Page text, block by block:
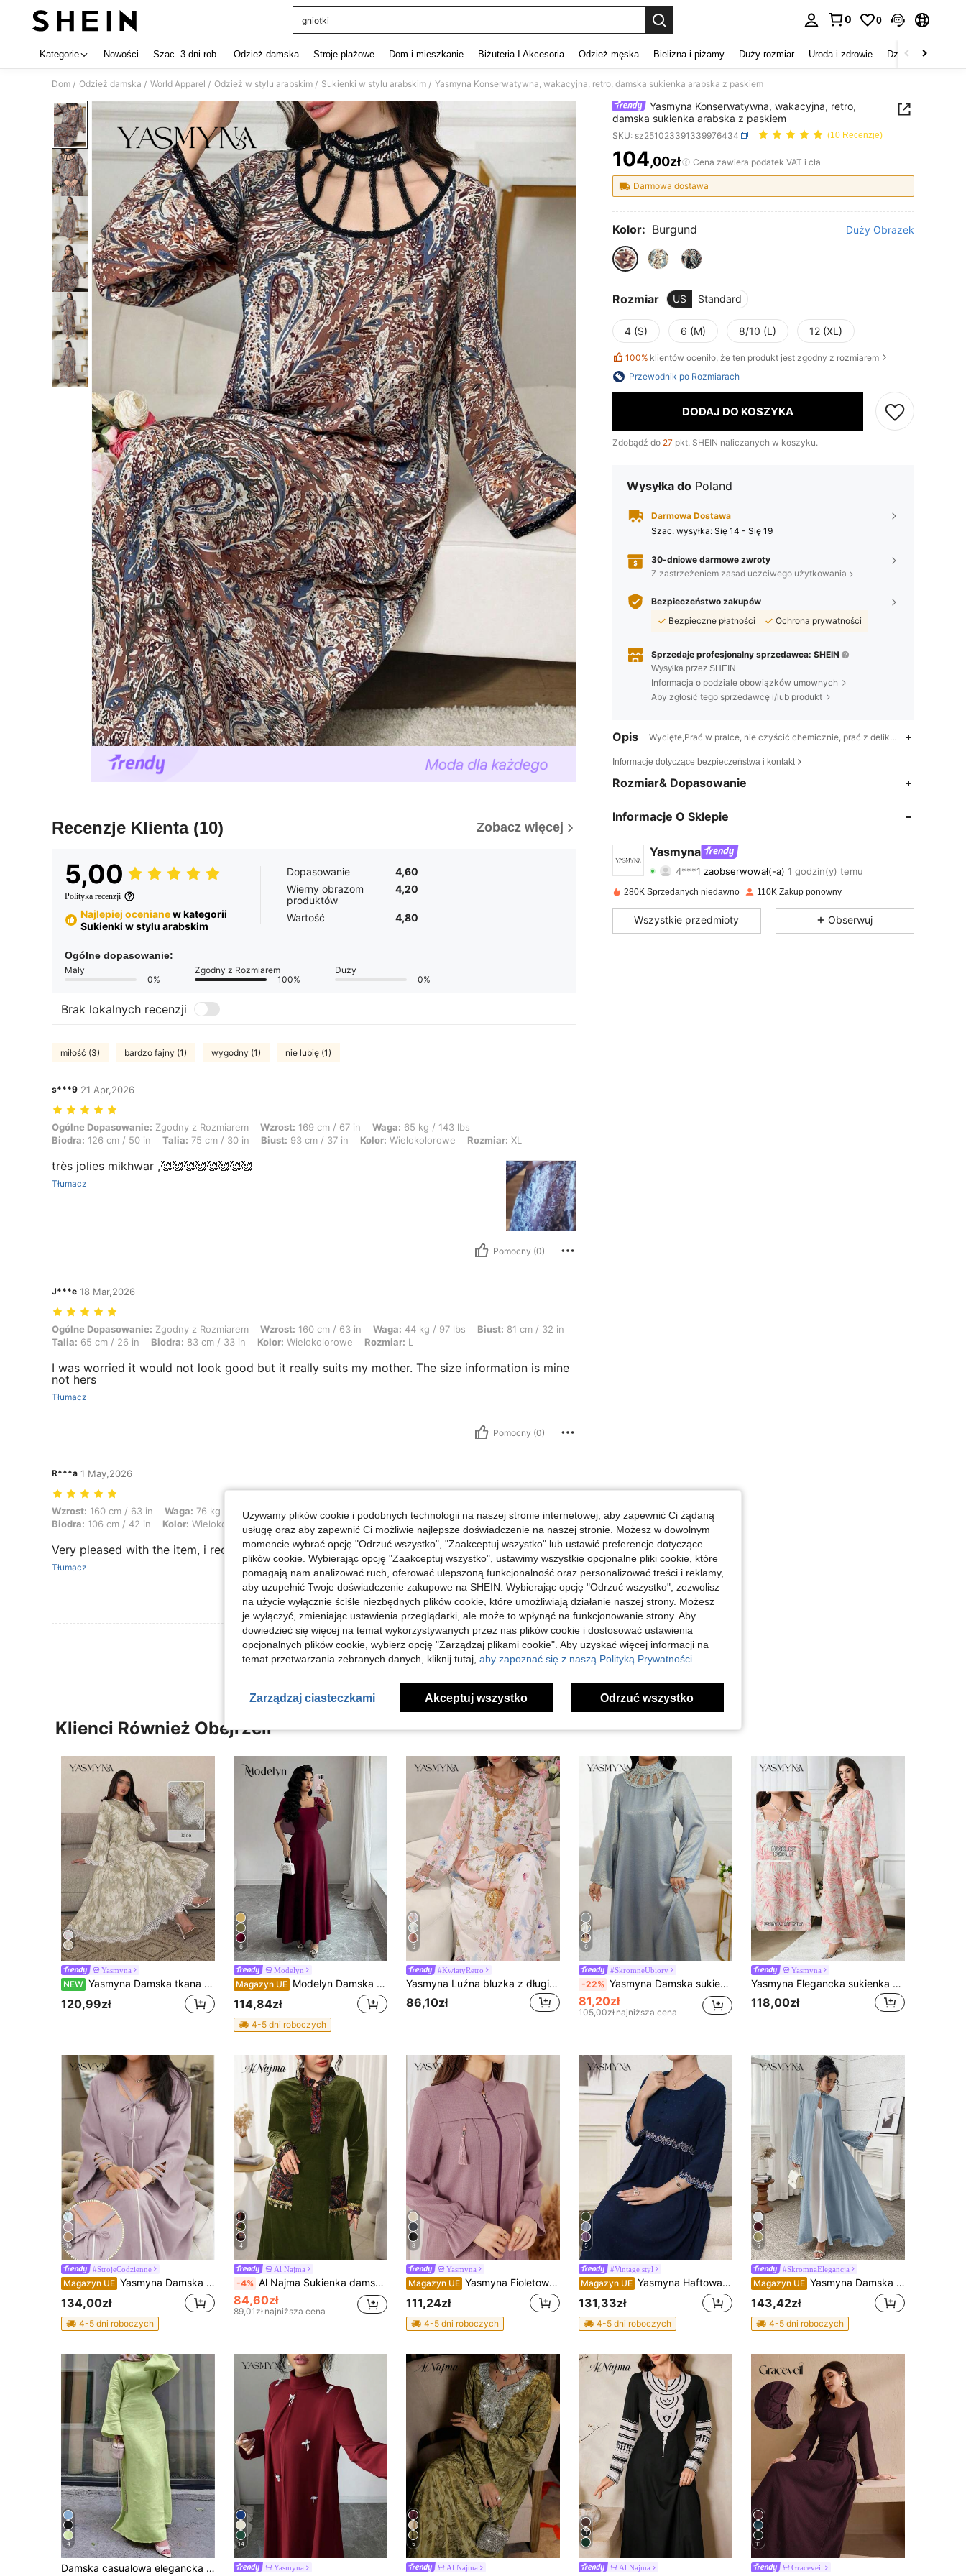
gniotki
0 0
Kategorie Nowości Szac. 3 dni rob. Odzież damska Stroje plażowe Dom i mieszkanie Biżuteria I Akcesoria Odzież męska Bielizna i piżamy Duży rozmiar Uroda i zdrowie Dzieci
Dom / Odzież damska / World Apparel / Odzież w stylu arabskim / Sukienki w stylu arabskim / Yasmyna Konserwatywna, wakacyjna, retro, damska sukienka arabska z paskiem
Recenzje Klienta (10) Zobacz więcej
5,00
Polityka recenzji
Najlepiej ocenianew kategorii
Sukienki w stylu arabskim
Dopasowanie
4,60
Wierny obrazom
produktów
4,20
Wartość 4,80
Ogólne dopasowanie:
Mały
0%
Zgodny z Rozmiarem
100%
Duży
0%
Brak lokalnych recenzji
miłość (3) bardzo fajny (1) wygodny (1) nie lubię (1)
s***9 21 Apr,2026
Ogólne Dopasowanie: Zgodny z Rozmiarem, Wzrost: 169 cm / 67 in, Waga: 65 kg / 143 lbs, Biodra: 126 cm / 50 in, Talia: 75 cm / 30 in, Biust: 93 cm / 37 in, Kolor: Wielokolorowe, Rozmiar: XL
Ogólne Dopasowanie: Zgodny z Rozmiarem Wzrost: 169 cm / 67 in Waga: 65 kg / 143 lbs
Biodra: 126 cm / 50 in Talia: 75 cm / 30 in Biust: 93 cm / 37 in Kolor: Wielokolorowe Rozmiar: XL
très jolies mikhwar ,🥰🥰🥰🥰🥰🥰🥰🥰
Tłumacz
Pomocny (0)
J***e 18 Mar,2026
Ogólne Dopasowanie: Zgodny z Rozmiarem, Wzrost: 160 cm / 63 in, Waga: 44 kg / 97 lbs, Biust: 81 cm / 32 in, Talia: 65 cm / 26 in, Biodra: 83 cm / 33 in, Kolor: Wielokolorowe, Rozmiar: L
Ogólne Dopasowanie: Zgodny z Rozmiarem Wzrost: 160 cm / 63 in Waga: 44 kg / 97 lbs Biust: 81 cm / 32 in
Talia: 65 cm / 26 in Biodra: 83 cm / 33 in Kolor: Wielokolorowe Rozmiar: L
I was worried it would not look good but it really suits my mother. The size information is mine
not hers
Tłumacz
Pomocny (0)
R***a 1 May,2026
Wzrost: 160 cm / 63 in, Waga: 76 kg / 168 lbs, Talia: 81 cm / 32 in, Biust: 87 cm / 34 in, Biodra: 106 cm / 42 in, Kolor: Wielokolorowe, Rozmiar: M
Wzrost: 160 cm / 63 in Waga: 76 kg / 168 lbs Talia:81 cm / 32 in Biust:
87 cm / 34 in
Biodra: 106 cm / 42 in Kolor: Wielokolorowe Rozmiar:
Very pleased with the item, i recommend:)
Tłumacz
Pomocny (0)
Zobacz Więcej Opinii
Yasmyna Konserwatywna, wakacyjna, retro,
damska sukienka arabska z paskiem
SKU: sz251023391339976434 (10 Recenzje)
PRICE AND AVAILABILITY
104,00zł Cena zawiera podatek VAT i cła
Darmowa dostawa
Kolor: Burgund Duży Obrazek
Rozmiar US Standard
4 (S) 6 (M) 8/10 (L) 12 (XL)
100% klientów oceniło, że ten produkt jest zgodny z rozmiarem
Przewodnik po Rozmiarach
DODAJ DO KOSZYKA
Zdobądź do 27 pkt. SHEIN naliczanych w koszyku.
Wysyłka do Poland
Darmowa Dostawa
Szac. wysyłka: Się 14 - Się 19
30-dniowe darmowe zwroty
Z zastrzeżeniem zasad uczciwego użytkowania
Bezpieczeństwo zakupów
Bezpieczne płatności
Ochrona prywatności
Sprzedaje profesjonalny sprzedawca: SHEIN
Wysyłka przez SHEIN
Informacja o podziale obowiązków umownych
Aby zgłosić tego sprzedawcę i/lub produkt
Opis Wycięte,Prać w pralce, nie czyścić chemicznie, prać z delikatnym
Informacje dotyczące bezpieczeństwa i kontakt
Rozmiar& Dopasowanie
Informacje O Sklepie
Yasmyna
4,76 1.5K
4,76 1.5K
4,76 1.5K
4***1 zaobserwował(-a)
n***b przegląda
4,76 1.5K
280K Sprzedanych niedawno 110K Zakup ponowny
Wszystkie przedmioty Obserwuj
Klienci Również Obejrzeli
Yasmyna
NEW Yasmyna Damska tkana sukienka z cyfrowym nadrukiem, długim rękawem, białym wykończeniem koronkowym, rozpuszczalną w wodzie koronką, podkreślającą talię, o kroju A, elegancka i romantyczna, w stylu arabskim
120,99zł
6
Modelyn
Magazyn UE Modelyn Damska sukienka z kwadratowym dekoltem i marszczeniami w talii w kształcie litery A, elegancka, romantyczna, na co dzień
114,84zł
4-5 dni roboczych
5
#KwiatyRetro
Yasmyna Luźna bluzka z długim rękawem i nadrukiem kwiatowym, z podwójną warstwą koronki i panelami z siateczki
86,10zł
6
#SkromneUbiory
-22% Yasmyna Damska sukienka w jednolitym kolorze z siateczki, z kołnierzykiem stójką i długim rękawem w stylu arabskim
81,20zł
105,00zł najniższa cena
Yasmyna
Yasmyna Elegancka sukienka damska w stylu arabskim z kwiatowym nadrukiem
118,00zł
10
#StrojeCodzienne
Magazyn UE Yasmyna Damska luźna sukienka z kokardą i ozdobnymi rękawami w kształcie dzwonka w stylu arabskim
134,00zł
4-5 dni roboczych
4
Al Najma
-4% Al Najma Sukienka damska w stylu arabskim z długim rękawem i stójką, z nadrukiem graficznym i cekinami
84,60zł
89,01zł najniższa cena
8
Yasmyna
Magazyn UE Yasmyna Fioletowa, luźna, zapinana na zamek abaja dla kobiet, odpowiednia na jesienne i zimowe wyjścia
111,24zł
4-5 dni roboczych
5
#Vintage styl
Magazyn UE Yasmyna Haftowana i wycinana tkanina damska w stylu arabskim Haftowane sukienki dla kobiet Sukienka skromna granatowa sukienka damska Skromna sukienka damska Sukienki niebieskie
131,33zł
4-5 dni roboczych
5
#SkromnaElegancja
Magazyn UE Yasmyna Damska elegancka, jednokolorowa, zdobiona koralikami, kołnierzyk ze stójką, arabska abaja, skromna szata
143,42zł
4-5 dni roboczych
4
Damska casualowa elegancka długa sukienka abaja w jednolitym kolorze, dopasowana, odpowiednia na wszystkie pory roku i wakacje jesienne
14
Yasmyna
5
Al Najma Al Najma
11
Graceveil
Używamy plików cookie i podobnych technologii na naszej stronie internetowej, aby zapewnić Ci żądaną
usługę oraz aby zapewnić Ci możliwie najlepsze doświadczenie na naszej stronie. Możesz w dowolnym
momencie wybrać opcję "Odrzuć wszystko", "Zaakceptuj wszystko" lub ustawić preferencje dotyczące
plików cookie. Wybierając opcję "Zaakceptuj wszystko", ustawimy wszystkie opcjonalne pliki cookie, które
pomagają nam analizować ruch, oferować ulepszoną funkcjonalność oraz personalizować treści i reklamy,
aby uzupełnić Twoje doświadczenie zakupowe na SHEIN. Wybierając opcję "Odrzuć wszystko", zezwolisz
na użycie wyłącznie ściśle niezbędnych plików cookie, które umożliwiają działanie naszej strony. Możesz
je wyłączyć, zmieniając ustawienia przeglądarki, ale może to wpłynąć na funkcjonowanie strony. Aby
dowiedzieć się więcej na temat wykorzystywanych przez nas plików cookie i dostosować ustawienia
opcjonalnych plików cookie, wybierz opcję "Zarządzaj plikami cookie". Aby uzyskać więcej informacji na
temat przetwarzania zebranych danych, kliknij tutaj, aby zapoznać się z naszą Polityką Prywatności.
Zarządzaj ciasteczkami Akceptuj wszystko Odrzuć wszystko